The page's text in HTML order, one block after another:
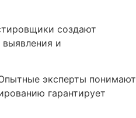
создают
выявления и
эксперты понимают
гарантирует